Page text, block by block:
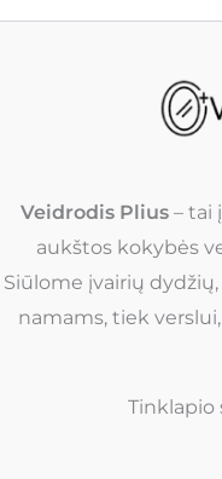
Veidrodis Plius – tai
aukštos kokybės
Siūlome įvairių
namams, tiek
Tinklapio